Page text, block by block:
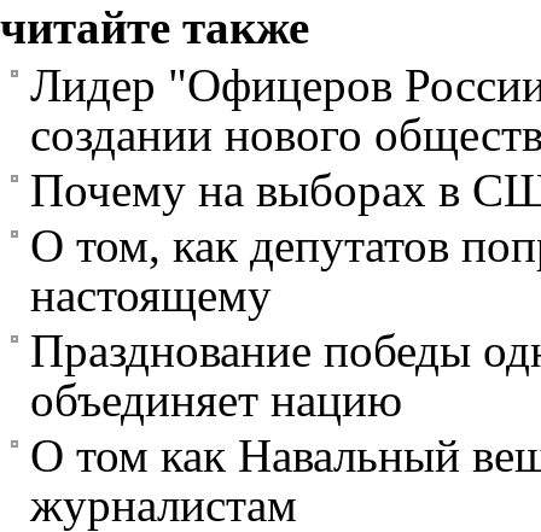
читайте также
Лидер "Офицеров
создании нового
Почему на выборах в
О том, как депутатов
настоящему
Празднование победы
объединяет нацию
О том как Навальный
журналистам